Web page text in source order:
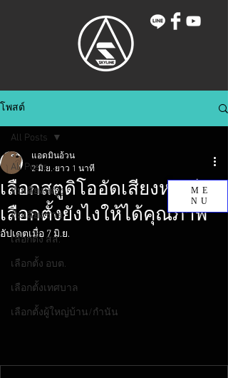
ME
NU
โพสต์
All Posts
ทีมเสียงหญิง
ทีมเสียงชาย
เลือกตั้ง สส.
เลือกตั้ง อบต.
เลือกตั้งเทศบาล
เลือกตั้งผู้ใหญ่บ้าน/กำนัน
All Posts
เลือกสตูดิโออัดเสียงหาเสียง
เลือกตั้งยังไงให้ได้คุณภาพ
แอดมินอ้วน
2 มิ.ย. ยาว 1 นาที
อัปเดตเมื่อ 7 มิ.ย.